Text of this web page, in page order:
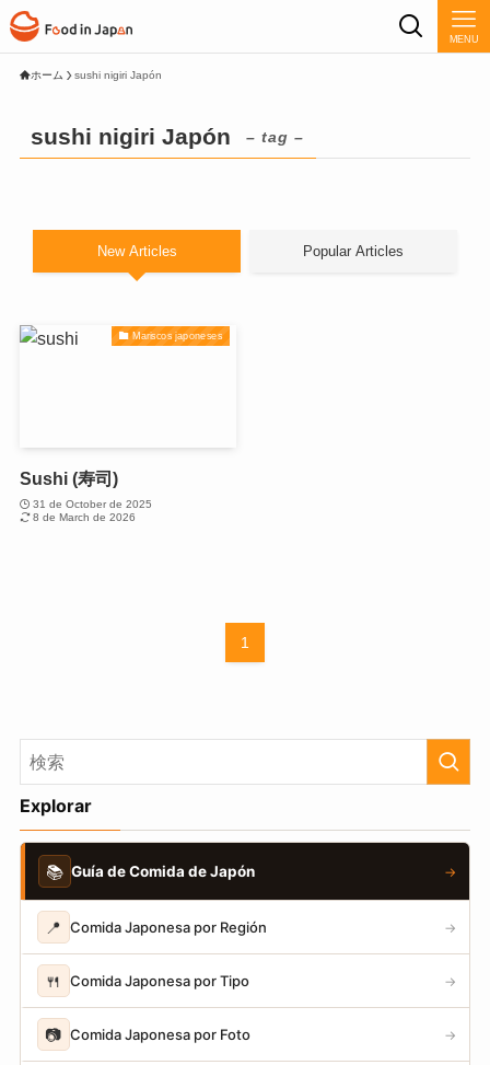
MENU
ホーム sushi nigiri Japón
sushi nigiri Japón – tag –
New Articles Popular Articles
Mariscos japoneses
Sushi (寿司)
31 de October de 2025
8 de March de 2026
1
Explorar
📚 Guía de Comida de Japón →
📍 Comida Japonesa por Región →
🍴 Comida Japonesa por Tipo →
📷 Comida Japonesa por Foto →